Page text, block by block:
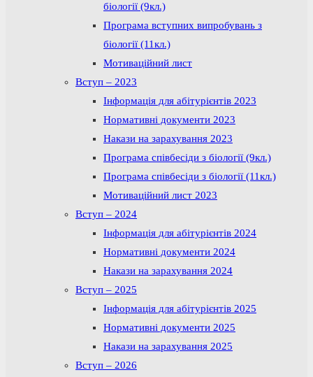
біології (9кл.)
Програма вступних випробувань з
біології (11кл.)
Мотиваційний лист
Вступ – 2023
Інформація для абітурієнтів 2023
Нормативні документи 2023
Накази на зарахування 2023
Програма співбесіди з біології (9кл.)
Програма співбесіди з біології (11кл.)
Мотиваційний лист 2023
Вступ – 2024
Інформація для абітурієнтів 2024
Нормативні документи 2024
Накази на зарахування 2024
Вступ – 2025
Інформація для абітурієнтів 2025
Нормативні документи 2025
Накази на зарахування 2025
Вступ – 2026